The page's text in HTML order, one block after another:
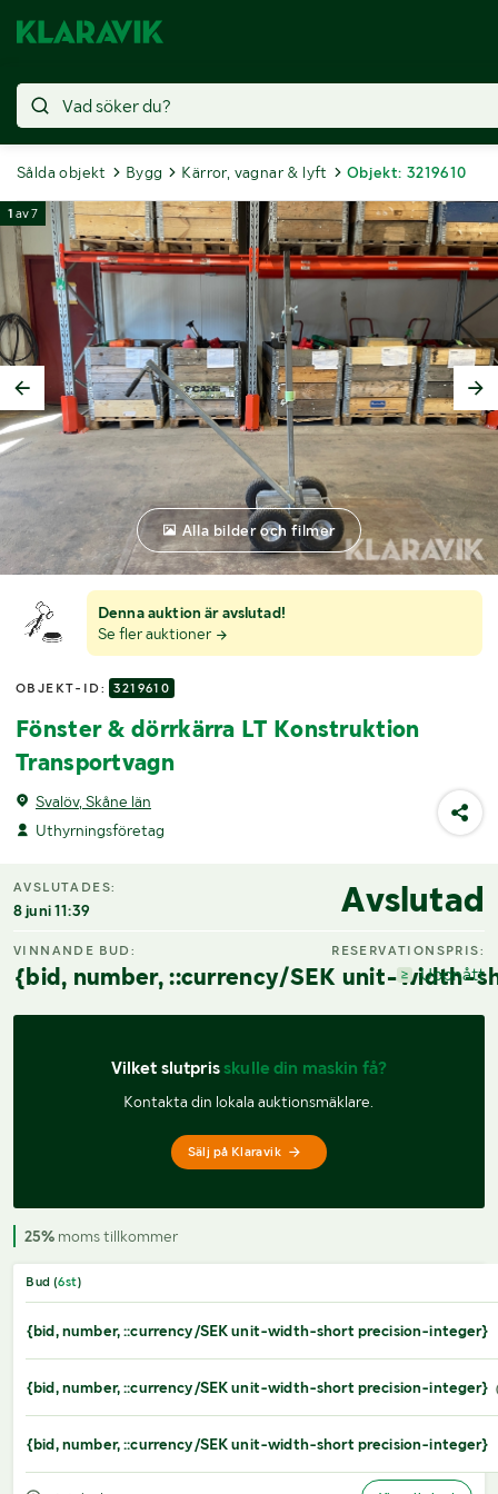
Sålda objekt Bygg Kärror, vagnar & lyft Objekt: 3219610
Denna auktion är avslutad!
Se fler auktioner
OBJEKT-ID: 3219610
Fönster & dörrkärra LT Konstruktion
Transportvagn
Svalöv, Skåne län
Uthyrningsföretag
1 av7
Alla bilder och filmer
AVSLUTADES:
8 juni 11:39 Avslutad
VINNANDE BUD:
{bid, number, ::currency/SEK unit-width-
RESERVATIONSPRIS:
Uppnått
Vilket slutpris skulle din maskin få?
Kontakta din lokala auktionsmäklare.
Sälj på Klaravik
25% moms tillkommer
Bud (6st)
{bid, number, ::currency/SEK unit-width-short precision-integer}
{bid, number, ::currency/SEK unit-width-short precision-integer}
{bid, number, ::currency/SEK unit-width-short precision-integer}